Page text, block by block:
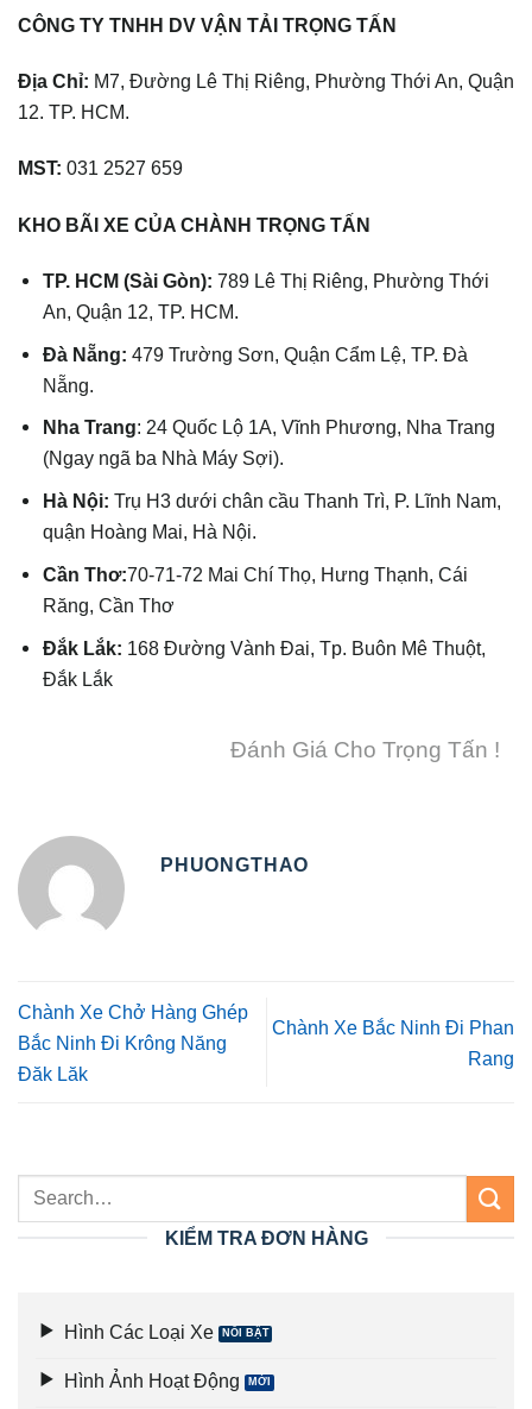
CÔNG TY TNHH DV VẬN TẢI TRỌNG TẤN
Địa Chỉ: M7, Đường Lê Thị Riêng, Phường Thới An, Quận
12. TP. HCM.
MST: 031 2527 659
KHO BÃI XE CỦA CHÀNH TRỌNG TẤN
TP. HCM (Sài Gòn): 789 Lê Thị Riêng, Phường Thới
An, Quận 12, TP. HCM.
Đà Nẵng:479 Trường Sơn, Quận Cẩm Lệ, TP. Đà
Nẵng.
Nha Trang: 24 Quốc Lộ 1A, Vĩnh Phương, Nha Trang
(Ngay ngã ba Nhà Máy Sợi).
Hà Nội:Trụ H3 dưới chân cầu Thanh Trì, P. Lĩnh Nam,
quận Hoàng Mai, Hà Nội.
Cần Thơ:70-71-72 Mai Chí Thọ, Hưng Thạnh, Cái
Răng, Cần Thơ
Đắk Lắk: 168 Đường Vành Đai, Tp. Buôn Mê Thuột,
Đắk Lắk
Đánh Giá Cho Trọng Tấn !
PHUONGTHAO
Chành Xe Chở Hàng Ghép
Bắc Ninh Đi Krông Năng
Đăk Lăk
Chành Xe Bắc Ninh Đi Phan
Rang
KIỂM TRA ĐƠN HÀNG
Hình Các Loại Xe
Hình Ảnh Hoạt Động